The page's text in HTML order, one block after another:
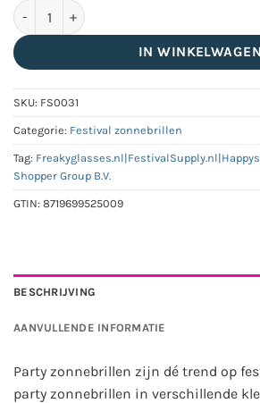
Party zonnebril | Blauw spiegel lenzen
IN WINKELWAGEN
SKU: FS0031
Categorie: Festival zonnebrillen
Tag:
Shopper Group B.V.
GTIN: 8719699525009
BESCHRIJVING
AANVULLENDE INFORMATIE
Party zonnebrillen zijn dé trend op
party zonnebrillen in verschillende